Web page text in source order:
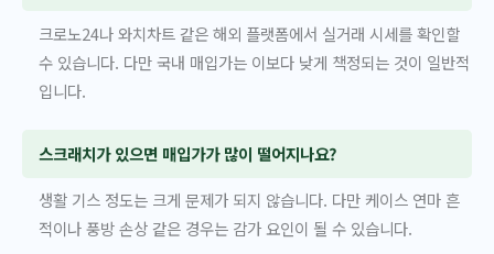
크로노24나 와치차트 같은 해외 플랫폼에서 실거래 시세를 확인할
수 있습니다. 다만 국내 매입가는 이보다 낮게 책정되는 것이 일반적
입니다.
스크래치가 있으면 매입가가 많이 떨어지나요?
생활 기스 정도는 크게 문제가 되지 않습니다. 다만 케이스 연마 흔
적이나 풍방 손상 같은 경우는 감가 요인이 될 수 있습니다.